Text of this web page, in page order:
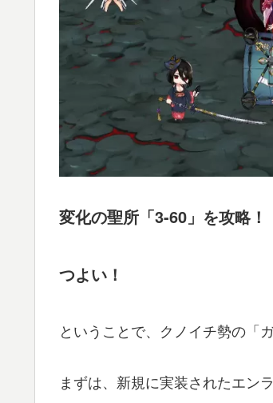
変化の聖所「3-60」を攻略！
つよい！
ということで、クノイチ勢の「
まずは、新規に実装されたエン